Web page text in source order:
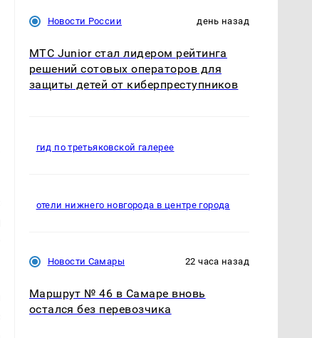
Новости России день назад
МТС Junior стал лидером рейтинга
решений сотовых операторов для
защиты детей от киберпреступников
гид по третьяковской галерее
отели нижнего новгорода в центре города
Новости Самары 22 часа назад
Маршрут № 46 в Самаре вновь
остался без перевозчика